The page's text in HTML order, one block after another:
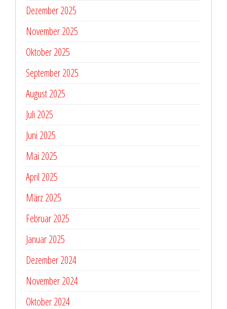
Dezember 2025
November 2025
Oktober 2025
September 2025
August 2025
Juli 2025
Juni 2025
Mai 2025
April 2025
März 2025
Februar 2025
Januar 2025
Dezember 2024
November 2024
Oktober 2024